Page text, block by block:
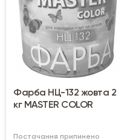
Фарба НЦ-132 жовта 2
кг MASTER COLOR
Постачання припинено